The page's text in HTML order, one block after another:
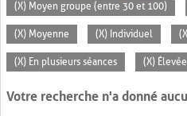
(X) Moyen groupe (entre 30 et 100)
(X) Moyenne (X) Individuel
(X) En plusieurs séances (X) Élevée
Votre recherche n'a donné